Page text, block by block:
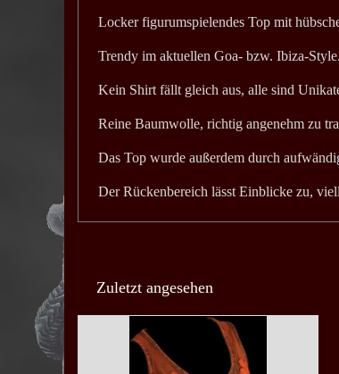
Locker figurumspielendes Top mit
Trendy im aktuellen Goa- bzw. Ibiza-Style.
Kein Shirt fällt gleich aus, alle sind
Reine Baumwolle, richtig angenehm zu
Das Top wurde außerdem durch
Der Rückenbereich lässt Einblicke zu,
Zuletzt angesehen